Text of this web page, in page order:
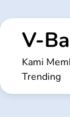
to
contentV-
Kami
Trending